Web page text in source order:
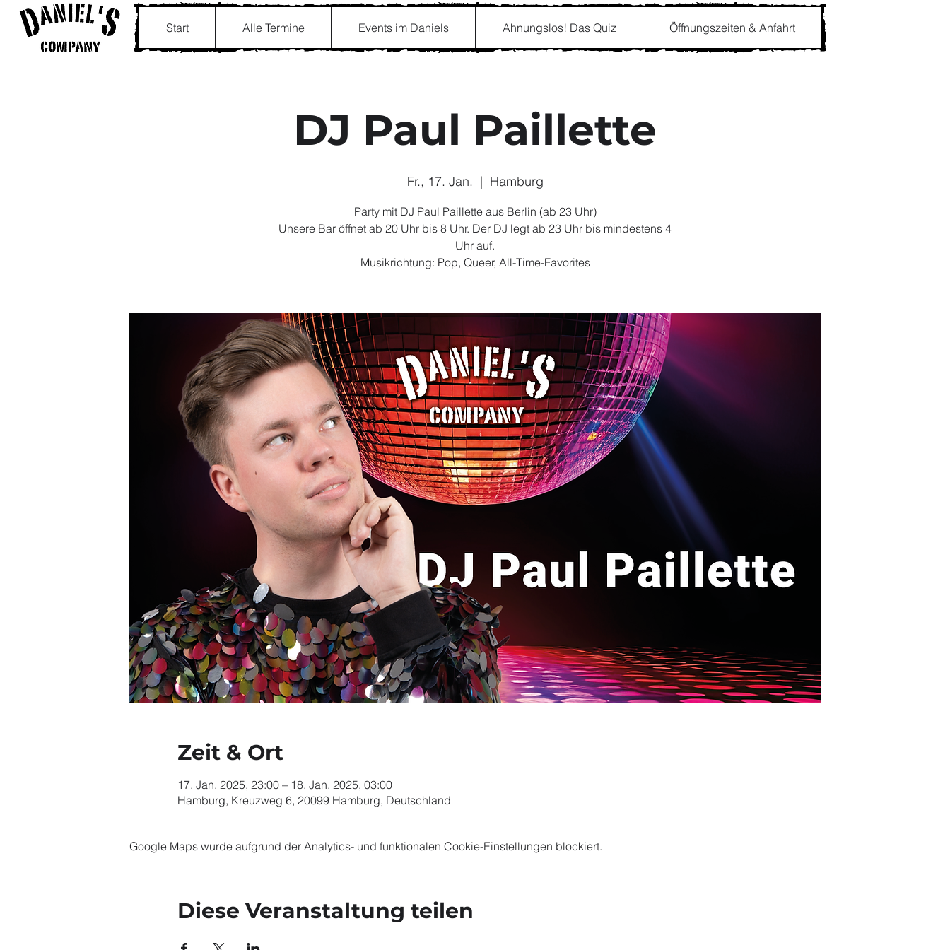
Start Alle Termine Events im Daniels Ahnungslos! Das Quiz Öffnungszeiten & Anfahrt
DJ Paul Paillette
Fr., 17. Jan.
  |
Hamburg
Party mit DJ Paul Paillette aus Berlin (ab 23 Uhr)
Unsere Bar öffnet ab 20 Uhr bis 8 Uhr. Der DJ legt ab 23 Uhr bis mindestens 4
Uhr auf.
Musikrichtung: Pop, Queer, All-Time-Favorites
Zeit & Ort
17. Jan. 2025, 23:00 – 18. Jan. 2025, 03:00
Hamburg, Kreuzweg 6, 20099 Hamburg, Deutschland
Google Maps wurde aufgrund der Analytics- und funktionalen Cookie-Einstellungen blockiert.
Diese Veranstaltung teilen